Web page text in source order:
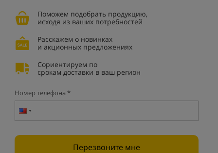
Поможем подобрать продукцию,
исходя из ваших потребностей
Расскажем о новинках
и акционных предложениях
Сориентируем по
срокам доставки в ваш регион
Номер телефона *
Перезвоните мне